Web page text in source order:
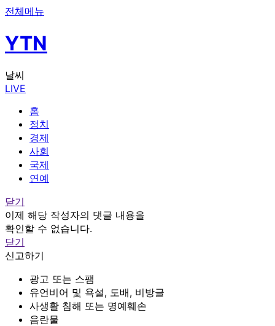
전체메뉴
YTN
날씨
LIVE
홈
정치
경제
사회
국제
연예
닫기
이제 해당 작성자의 댓글 내용을
확인할 수 없습니다.
닫기
신고하기
광고 또는 스팸
유언비어 및 욕설, 도배, 비방글
사생활 침해 또는 명예훼손
음란물